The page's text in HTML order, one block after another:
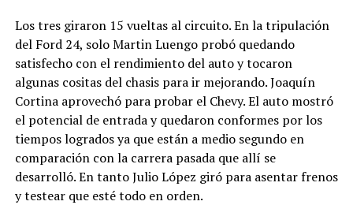
Los tres giraron 15 vueltas al circuito. En la tripulación
del Ford 24, solo Martin Luengo probó quedando
satisfecho con el rendimiento del auto y tocaron
algunas cositas del chasis para ir mejorando. Joaquín
Cortina aprovechó para probar el Chevy. El auto mostró
el potencial de entrada y quedaron conformes por los
tiempos logrados ya que están a medio segundo en
comparación con la carrera pasada que allí se
desarrolló. En tanto Julio López giró para asentar frenos
y testear que esté todo en orden.